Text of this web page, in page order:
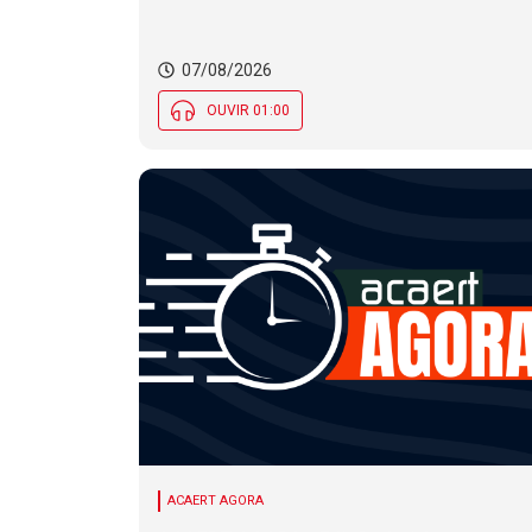
07/08/2026
OUVIR 01:00
ACAERT AGORA